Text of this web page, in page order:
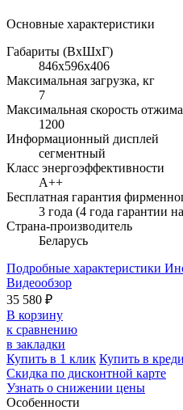
Основные характеристики
Габариты (ВхШхГ)
846x596x406
Максимальная загрузка, кг
7
Максимальная скорость
1200
Информационный дисплей
сегментный
Класс энергоэффективности
A++
Бесплатная гарантия
3 года (4 года гарантии
Страна-производитель
Беларусь
Подробные характеристики
Видеообзор
35 580 ₽
В корзину
к сравнению
в закладки
Купить в 1 клик Купить в
Скидка по дисконтной карте
Узнать о снижении цены
Особенности